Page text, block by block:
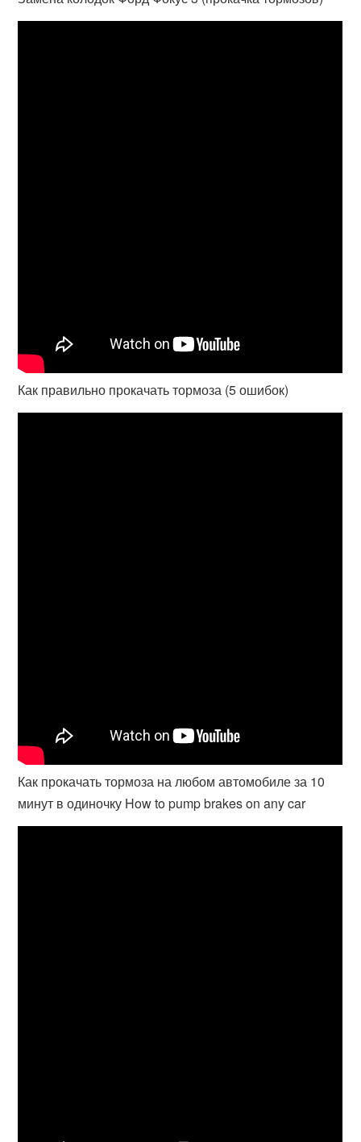
Как правильно прокачать тормоза (5 ошибок)
Как прокачать тормоза на любом автомобиле за 10
минут в одиночку How to pump brakes on any car